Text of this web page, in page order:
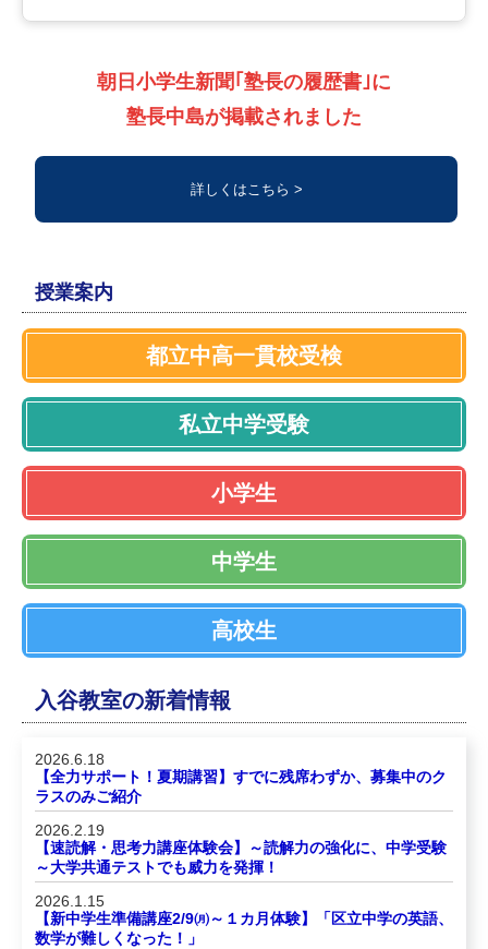
朝日小学生新聞｢塾長の履歴書｣に
塾長中島が掲載されました
詳しくはこちら >
授業案内
都立中高一貫校受検
私立中学受験
小学生
中学生
高校生
入谷教室の新着情報
2026.6.18
【全力サポート！夏期講習】すでに残席わずか、募集中のク
ラスのみご紹介
2026.2.19
【速読解・思考力講座体験会】～読解力の強化に、中学受験
～大学共通テストでも威力を発揮！
2026.1.15
【新中学生準備講座2/9㈪～１カ月体験】「区立中学の英語、
数学が難しくなった！」